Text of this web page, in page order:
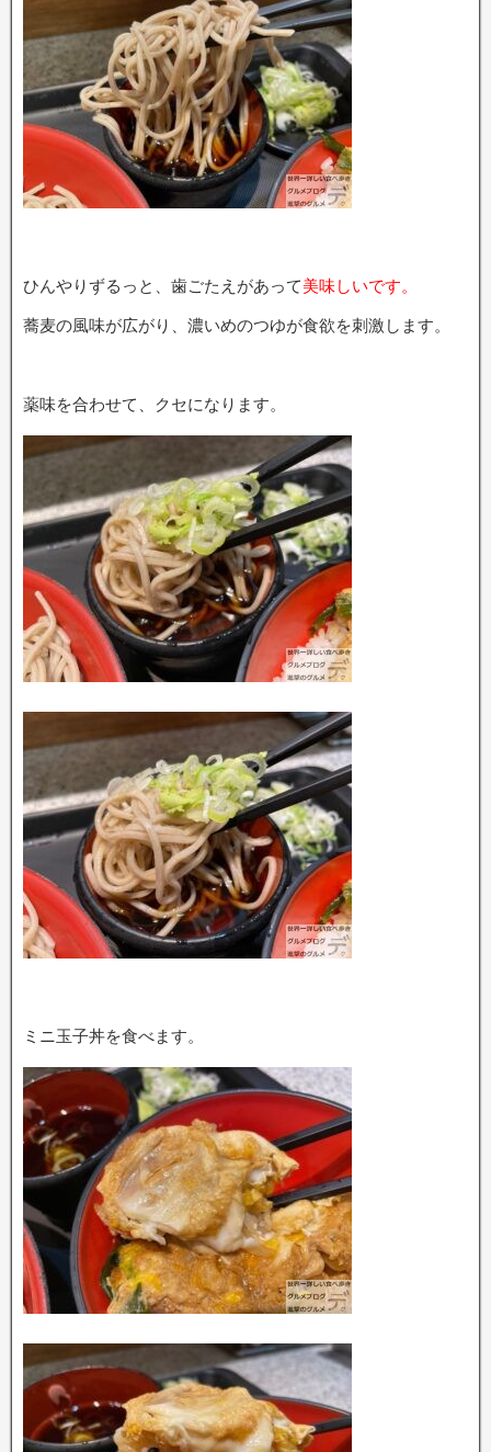
ひんやりずるっと、歯ごたえがあって美味しいです。
蕎麦の風味が広がり、濃いめのつゆが食欲を刺激します。
薬味を合わせて、クセになります。
ミニ玉子丼を食べます。